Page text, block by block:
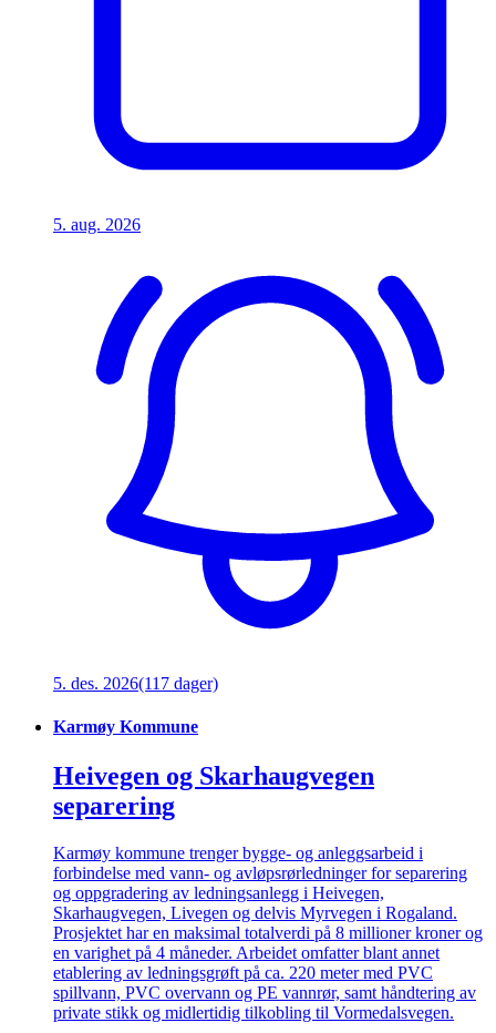
5. aug. 2026
5. des. 2026(117 dager)
Karmøy Kommune
Heivegen og Skarhaugvegen
separering
Karmøy kommune trenger bygge- og anleggsarbeid i
forbindelse med vann- og avløpsrørledninger for separering
og oppgradering av ledningsanlegg i Heivegen,
Skarhaugvegen, Livegen og delvis Myrvegen i Rogaland.
Prosjektet har en maksimal totalverdi på 8 millioner kroner og
en varighet på 4 måneder. Arbeidet omfatter blant annet
etablering av ledningsgrøft på ca. 220 meter med PVC
spillvann, PVC overvann og PE vannrør, samt håndtering av
private stikk og midlertidig tilkobling til Vormedalsvegen.